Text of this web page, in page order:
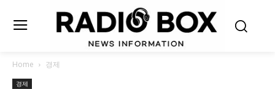
Home 경제
경제